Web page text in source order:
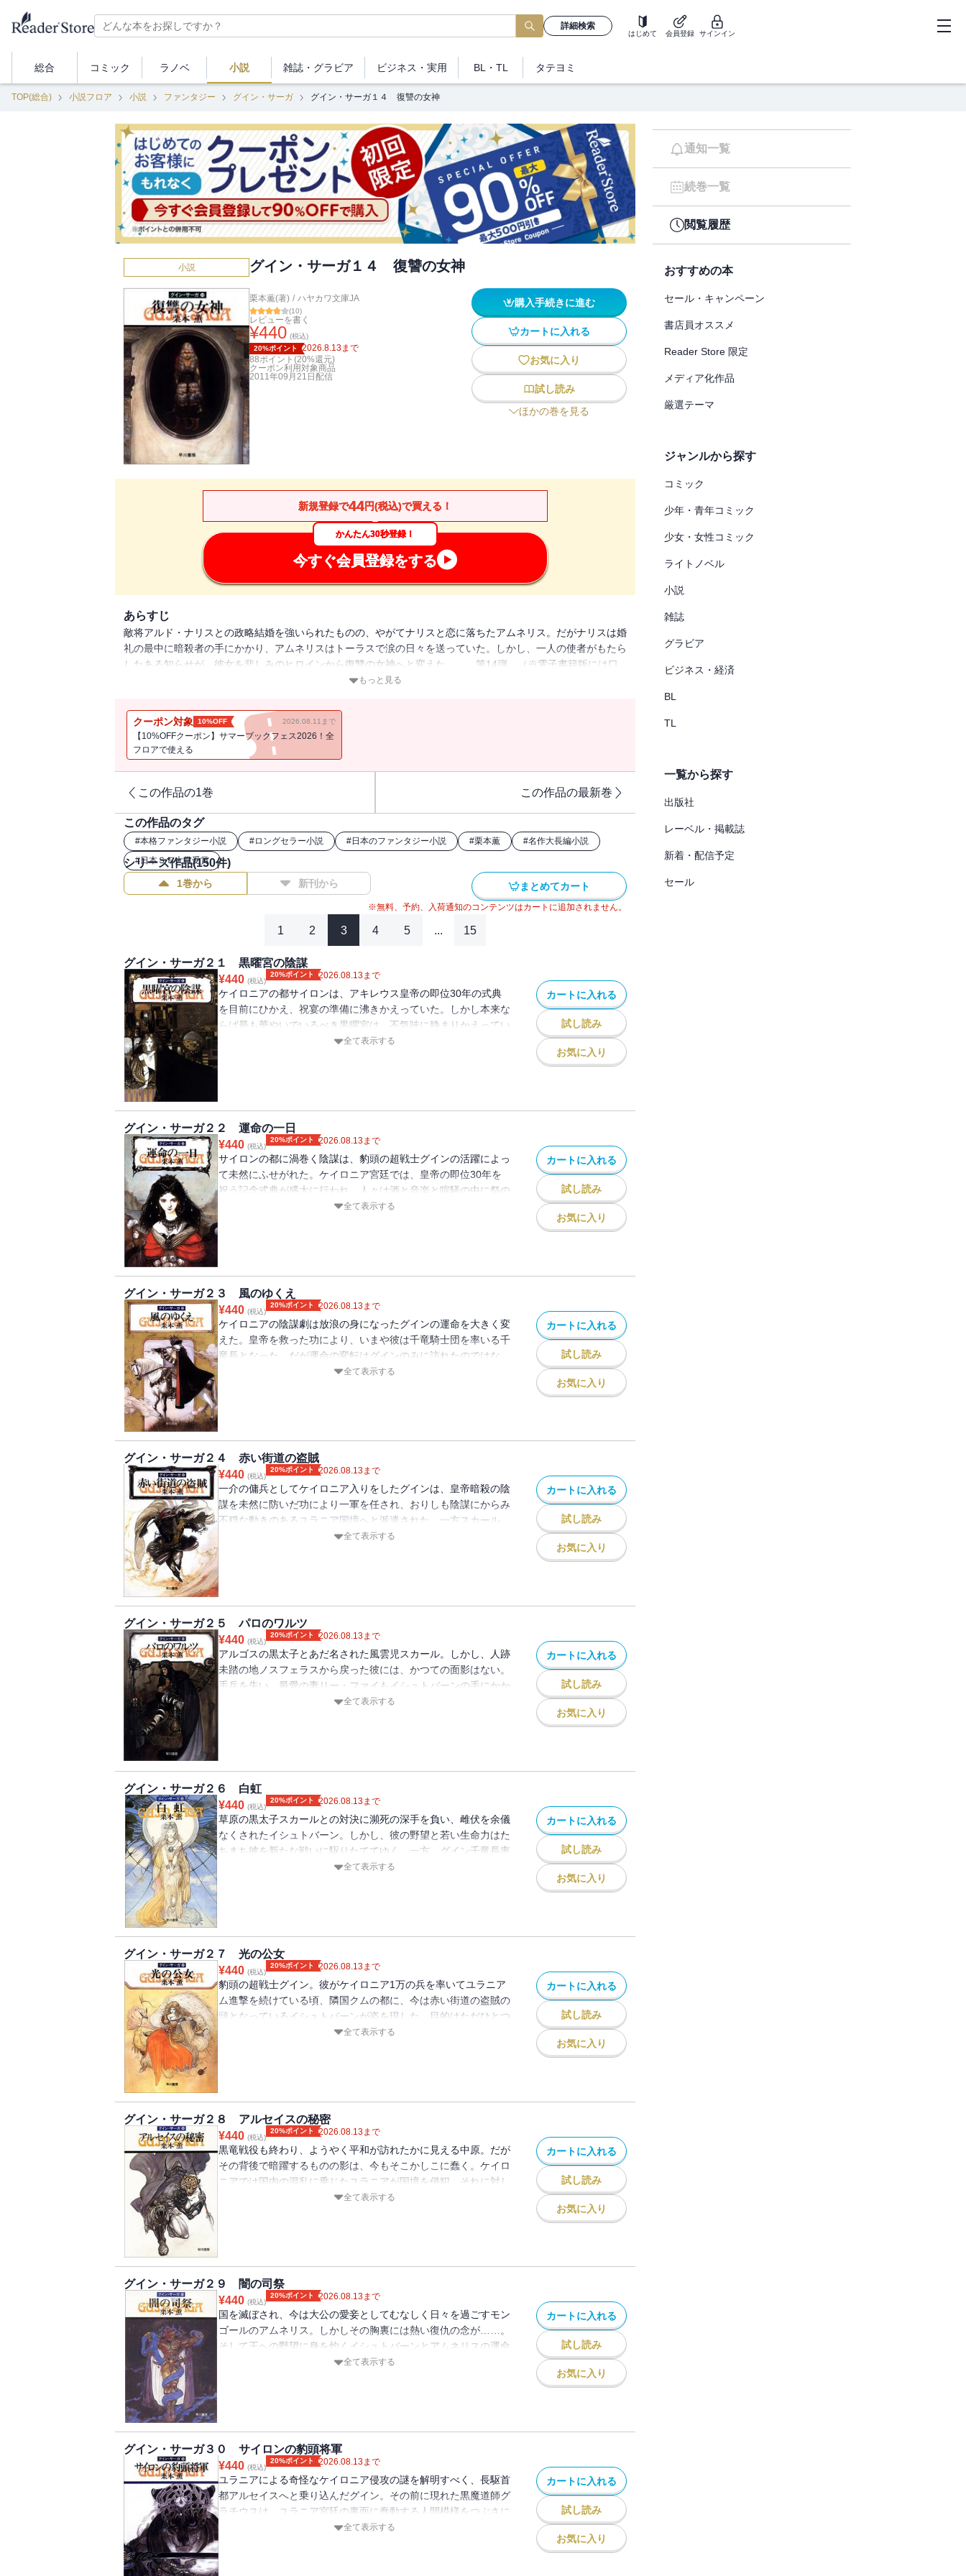
詳細検索
はじめて 会員登録 サインイン
総合 コミック ラノベ 小説 雑誌・ グラビア ビジネス ・実用 BL・TL タテヨミ
TOP(総合) 小説フロア 小説 ファンタジー グイン・サーガ グイン・サーガ１４ 復讐の女神
小説 グイン・サーガ１４ 復讐の女神
栗本薫(著) / ハヤカワ文庫JA
(10)
レビューを書く
¥440 (税込)
20%ポイント
2026.8.13まで
88ポイント(20%還元)
クーポン利用対象商品
2011年09月21日 配信
購入手続きに進む
カートに入れる
お気に入り
試し読み
ほかの巻を見る
新規登録で44円(税込)で買える！
かんたん30秒登録！
今すぐ会員登録をする
あらすじ
敵将アルド・ナリスとの政略結婚を強いられたものの、やがてナリスと恋に落ちたアムネリス。だがナリスは婚
礼の最中に暗殺者の手にかかり、アムネリスはトーラスで涙の日々を送っていた。しかし、一人の使者がもたら
したある知らせが、彼女を悲しみのヒロインから復讐の女神へと変えた……。第14弾。（※電子書籍版には口
もっと見る
クーポン対象 10%OFF 2026.08.11まで
【10%OFFクーポン】サマーブックフェス2026！全
フロアで使える
この作品の1巻 この作品の最新巻
この作品のタグ
#本格ファンタジー小説 #ロングセラー小説 #日本のファンタジー小説 #栗本薫 #名作大長編小説
#日本ＳＦ大賞受賞
シリーズ作品(150件)
1巻から 新刊から まとめてカート
※無料、予約、入荷通知のコンテンツはカートに追加されません。
1 2 3 4 5 ... 15
グイン・サーガ２１ 黒曜宮の陰謀
¥440 (税込)
20%ポイント 2026.08.13まで
ケイロニアの都サイロンは、アキレウス皇帝の即位30年の式典
を目前にひかえ、祝宴の準備に沸きかえっていた。しかし本来な
らば最も華やいでいるべき黒曜宮は、不気味に静まりかえってい
る。それもそのはず、王位継承をめぐる争いからランゴバルド候
全て表示する
カートに入れる
試し読み
お気に入り
グイン・サーガ２２ 運命の一日
¥440 (税込)
20%ポイント 2026.08.13まで
サイロンの都に渦巻く陰謀は、豹頭の超戦士グインの活躍によっ
て未然にふせがれた。ケイロニア宮廷では、皇帝の即位30年を
祝う記念式典が盛大に行われ、人々は酒と音楽と喧騒の中に祭の
夜を過ごしてゆくのだったが……。しかし一件落着を見た表舞台
全て表示する
カートに入れる
試し読み
お気に入り
グイン・サーガ２３ 風のゆくえ
¥440 (税込)
20%ポイント 2026.08.13まで
ケイロニアの陰謀劇は放浪の身になったグインの運命を大きく変
えた。皇帝を救った功により、いまや彼は千竜騎士団を率いる千
竜長となった。だが運命の変転はグインのみに訪れたのではな
い。驕慢な女将軍アムネリスは虜囚の身に、頼りなげな王子レム
全て表示する
カートに入れる
試し読み
お気に入り
グイン・サーガ２４ 赤い街道の盗賊
¥440 (税込)
20%ポイント 2026.08.13まで
一介の傭兵としてケイロニア入りをしたグインは、皇帝暗殺の陰
謀を未然に防いだ功により一軍を任され、おりしも陰謀にからみ
不穏な動きのあるユラニア国境へと派遣された。一方スカール
は、病に冒された体で、赤い街道の盗賊が跳梁する国境地帯を越
全て表示する
カートに入れる
試し読み
お気に入り
グイン・サーガ２５ パロのワルツ
¥440 (税込)
20%ポイント 2026.08.13まで
アルゴスの黒太子とあだ名された風雲児スカール。しかし、人跡
未踏の地ノスフェラスから戻った彼には、かつての面影はない。
手兵を失い、最愛の妻リー・ファイもイシュトバーンの手にかか
り倒された。自らは病を患い、やせ衰えパロの援軍により救出さ
全て表示する
カートに入れる
試し読み
お気に入り
グイン・サーガ２６ 白虹
¥440 (税込)
20%ポイント 2026.08.13まで
草原の黒太子スカールとの対決に瀕死の深手を負い、雌伏を余儀
なくされたイシュトバーン。しかし、彼の野望と若い生命力はた
ちまち彼を新たな戦いに駆りたててゆく。一方、グイン千竜長率
いるケイロニア軍は、国境地帯でユラニア軍と対峙するが、膠着
全て表示する
カートに入れる
試し読み
お気に入り
グイン・サーガ２７ 光の公女
¥440 (税込)
20%ポイント 2026.08.13まで
豹頭の超戦士グイン。彼がケイロニア1万の兵を率いてユラニア
ム進撃を続けている頃、隣国クムの都に、今は赤い街道の盗賊の
頭となっているイシュトバーンが姿を現した。目的はただひとつ
王になること。そしてそのためにクムの虜囚となっているモンゴ
全て表示する
カートに入れる
試し読み
お気に入り
グイン・サーガ２８ アルセイスの秘密
¥440 (税込)
20%ポイント 2026.08.13まで
黒竜戦役も終わり、ようやく平和が訪れたかに見える中原。だが
その背後で暗躍するものの影は、今もそこかしこに蠢く。ケイロ
ニアでは国内の混乱に乗じたユラニアが国境を侵犯。それに対し
グイン指揮下の精鋭一万騎はこれに反撃を加えたのち、ケイロニ
全て表示する
カートに入れる
試し読み
お気に入り
グイン・サーガ２９ 闇の司祭
¥440 (税込)
20%ポイント 2026.08.13まで
国を滅ぼされ、今は大公の愛妾としてむなしく日々を過ごすモン
ゴールのアムネリス。しかしその胸裏には熱い復仇の念が……。
そして王への野望に身を灼くイシュトバーンとアムネリスの運命
がここに出逢い、その糸は新たな模様を織りなしはじめた。一方
全て表示する
カートに入れる
試し読み
お気に入り
グイン・サーガ３０ サイロンの豹頭将軍
¥440 (税込)
20%ポイント 2026.08.13まで
ユラニアによる奇怪なケイロニア侵攻の謎を解明すべく、長駆首
都アルセイスへと乗り込んだグイン。その前に現れた黒魔道師グ
ラチウスは、ユラニア宮廷の裏面に蠢動する人間模様をつぶさに
見せつけ、また遙かノスフェラスへと彼をいざなうのだった。未
全て表示する
カートに入れる
試し読み
お気に入り
通知一覧
続巻一覧
閲覧履歴
おすすめの本
セール・キャンペーン
書店員オススメ
Reader Store 限定
メディア化作品
厳選テーマ
ジャンルから探す
コミック
少年・青年コミック
少女・女性コミック
ライトノベル
小説
雑誌
グラビア
ビジネス・経済
BL
TL
一覧から探す
出版社
レーベル・掲載誌
新着・配信予定
セール